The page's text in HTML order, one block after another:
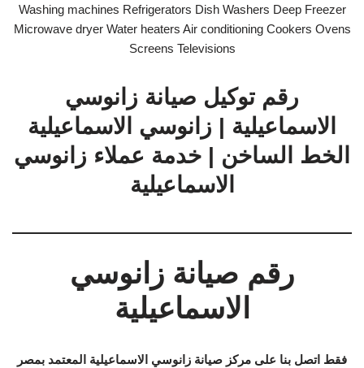
Washing machines Refrigerators Dish Washers Deep Freezer
Microwave dryer Water heaters Air conditioning Cookers Ovens
Screens Televisions
رقم توكيل صيانة زانوسي
الاسماعيلية | زانوسي الاسماعيلية
الخط الساخن | خدمة عملاء زانوسي
الاسماعيلية
رقم صيانة زانوسي
الاسماعيلية
فقط اتصل بنا على مركز صيانة زانوسي الاسماعيلية المعتمد بمصر